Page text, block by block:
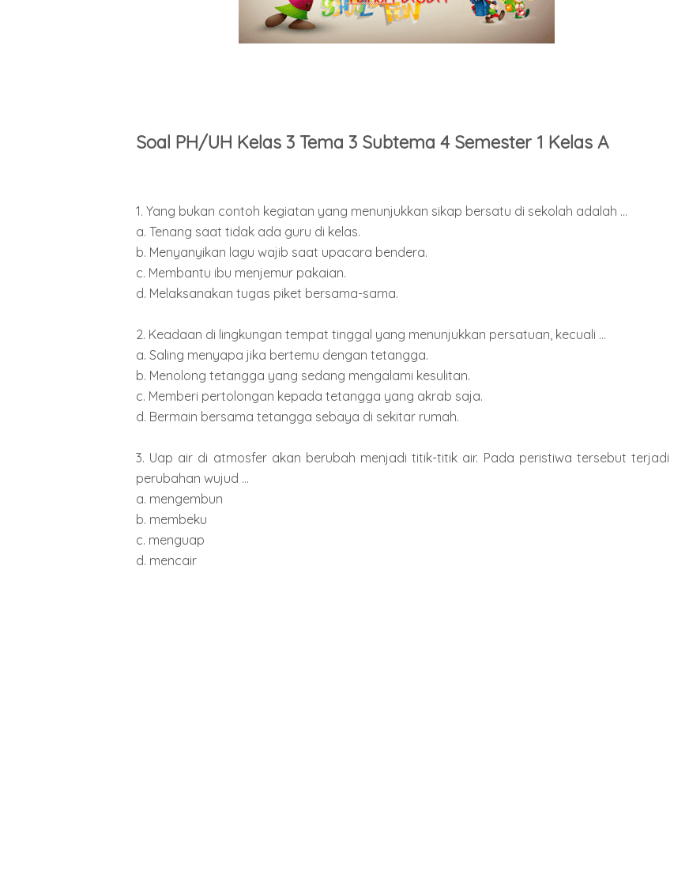
Soal PH/UH Kelas 3 Tema 3 Subtema 4 Semester 1 Kelas A
1. Yang bukan contoh kegiatan yang menunjukkan sikap bersatu di sekolah adalah ...
a. Tenang saat tidak ada guru di kelas.
b. Menyanyikan lagu wajib saat upacara bendera.
c. Membantu ibu menjemur pakaian.
d. Melaksanakan tugas piket bersama-sama.
2. Keadaan di lingkungan tempat tinggal yang menunjukkan persatuan, kecuali ...
a. Saling menyapa jika bertemu dengan tetangga.
b. Menolong tetangga yang sedang mengalami kesulitan.
c. Memberi pertolongan kepada tetangga yang akrab saja.
d. Bermain bersama tetangga sebaya di sekitar rumah.
3. Uap air di atmosfer akan berubah menjadi titik-titik air. Pada peristiwa tersebut terjadi
perubahan wujud ...
a. mengembun
b. membeku
c. menguap
d. mencair